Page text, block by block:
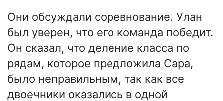
Они обсуждали соревнование. Улан
был уверен, что его команда победит.
Он сказал, что деление класса по
рядам, которое предложила Сара,
было неправильным, так как все
двоечники оказались в одной